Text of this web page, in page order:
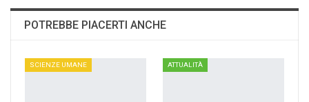
POTREBBE PIACERTI ANCHE
SCIENZE UMANE ATTUALITÀ